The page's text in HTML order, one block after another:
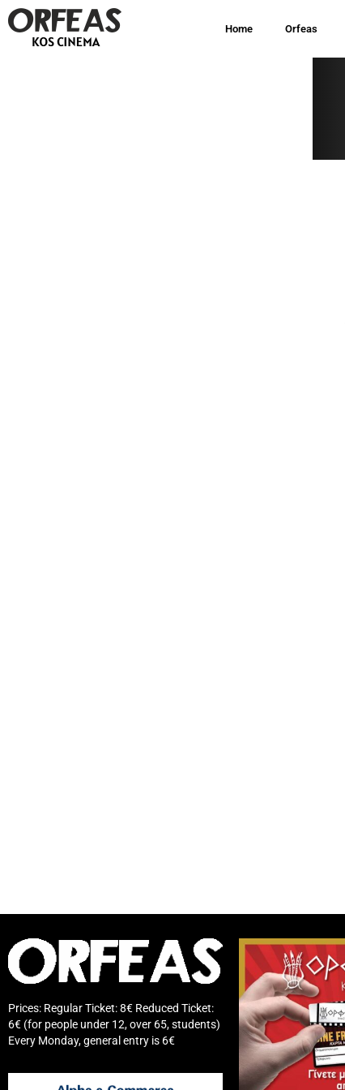
Home Orfeas
Prices: Regular Ticket: 8€ Reduced Ticket:
6€ (for people under 12, over 65, students)
Every Monday, general entry is 6€